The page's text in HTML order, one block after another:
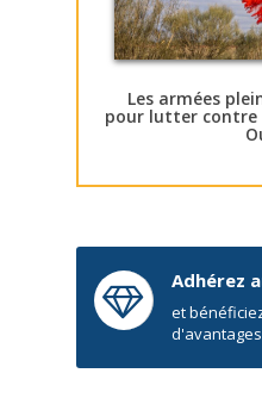
Les armées
pour lutter contre
Adhérez
et